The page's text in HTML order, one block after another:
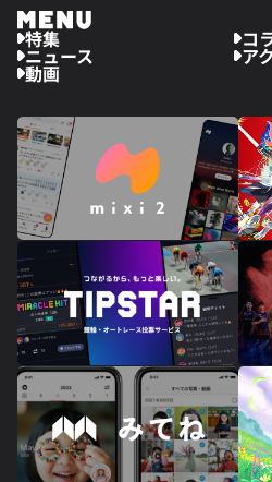
特集 コ
ニュース ア
動画